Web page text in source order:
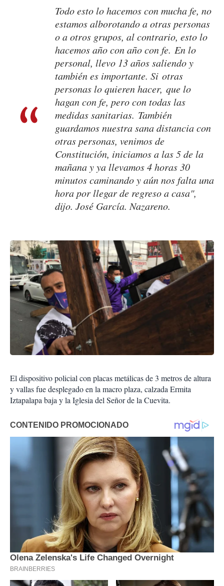
Todo esto lo hacemos con mucha fe, no
estamos alborotando a otras personas
o a otros grupos, al contrario, esto lo
hacemos año con año con fe. En lo
personal, llevo 13 años saliendo y
también es importante. Si otras
personas lo quieren hacer, que lo
hagan con fe, pero con todas las
medidas sanitarias. También
guardamos nuestra sana distancia con
otras personas, venimos de
Constitución, iniciamos a las 5 de la
mañana y ya llevamos 4 horas 30
minutos caminando y aún nos falta una
hora por llegar de regreso a casa",
dijo. José García. Nazareno.
El dispositivo policial con placas metálicas de 3 metros de altura
y vallas fue desplegado en la macro plaza, calzada Ermita
Iztapalapa baja y la Iglesia del Señor de la Cuevita.